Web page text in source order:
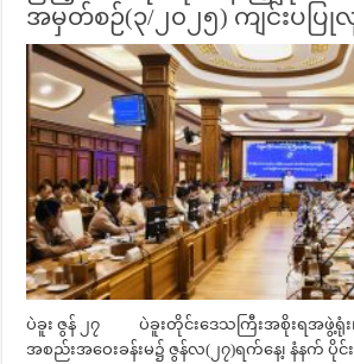
အမှတ်စဉ်(၃/၂၀၂၅) ကျင်းပပြု
ပဲခူး ဇွန် ၂၇ ပဲခူးတိုင်းဒေသကြီးအစိုးရအဖွဲ့ရုံ
အစည်းအဝေးခန်းမ၌ ဇွန်လ(၂၇)ရက်နေ့၊ နံနက် ပို